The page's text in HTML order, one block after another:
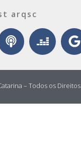
arqsc
– Todos os Direitos